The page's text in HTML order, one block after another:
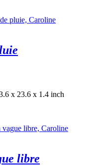
x 23.6 x 1.4 inch
libre